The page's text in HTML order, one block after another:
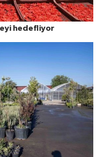
hedefliyor